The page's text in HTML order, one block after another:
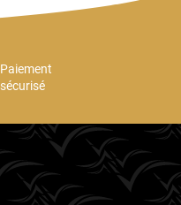
Paiement
sécurisé